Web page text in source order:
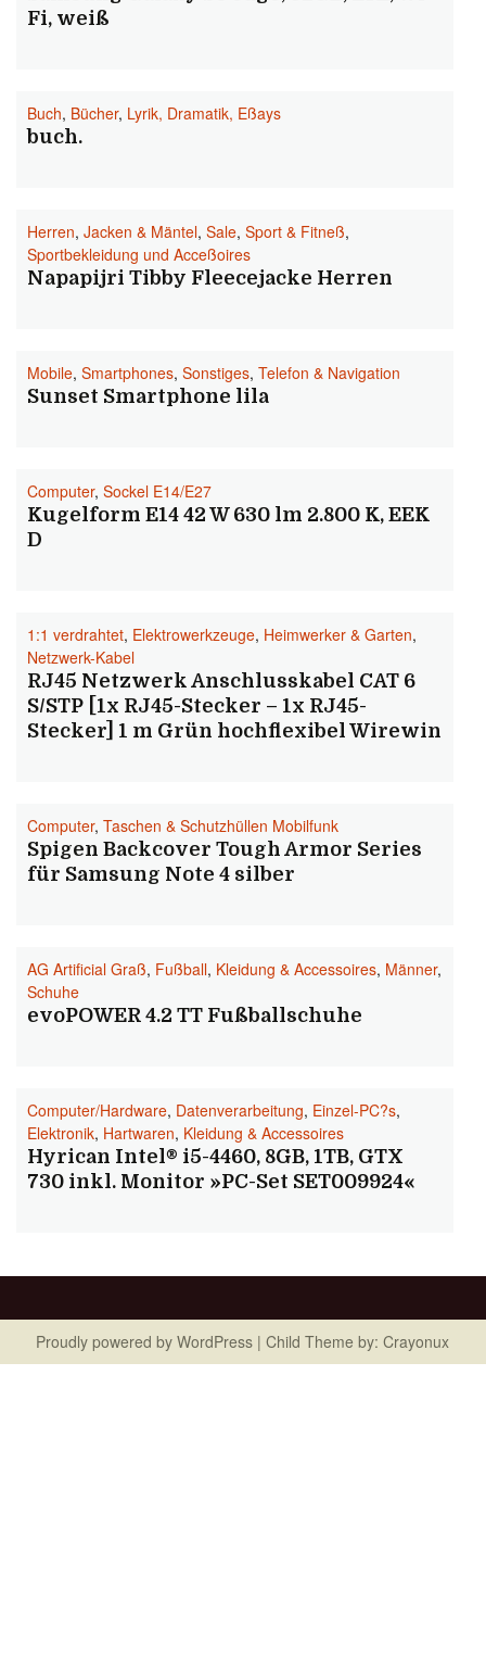
Fi, weiß
Buch, Bücher, Lyrik, Dramatik, Eßays
buch.
Herren, Jacken & Mäntel, Sale, Sport & Fitneß,
Sportbekleidung und Acceßoires
Napapijri Tibby Fleecejacke Herren
Mobile, Smartphones, Sonstiges, Telefon & Navigation
Sunset Smartphone lila
Computer, Sockel E14/E27
Kugelform E14 42 W 630 lm 2.800 K, EEK
D
1:1 verdrahtet, Elektrowerkzeuge, Heimwerker & Garten,
Netzwerk-Kabel
RJ45 Netzwerk Anschlusskabel CAT 6
S/STP [1x RJ45-Stecker – 1x RJ45-
Stecker] 1 m Grün hochflexibel Wirewin
Computer, Taschen & Schutzhüllen Mobilfunk
Spigen Backcover Tough Armor Series
für Samsung Note 4 silber
AG Artificial Graß, Fußball, Kleidung & Accessoires, Männer,
Schuhe
evoPOWER 4.2 TT Fußballschuhe
Computer/Hardware, Datenverarbeitung, Einzel-PC?s,
Elektronik, Hartwaren, Kleidung & Accessoires
Hyrican Intel® i5-4460, 8GB, 1TB, GTX
730 inkl. Monitor »PC-Set SET009924«
Proudly powered by WordPress | Child Theme by: Crayonux